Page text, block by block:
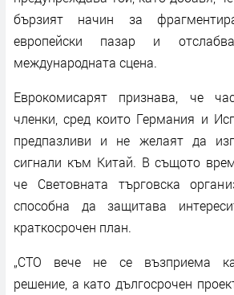
бързият начин за
европейски пазар и
международната сцена.
Еврокомисарят признава, че
членки, сред които Германия и
предпазливи и не желаят да
сигнали към Китай. В същото
че Световната търговска
способна да защитава
краткосрочен план.
„СТО вече не се възприема
решение, а като дългосрочен